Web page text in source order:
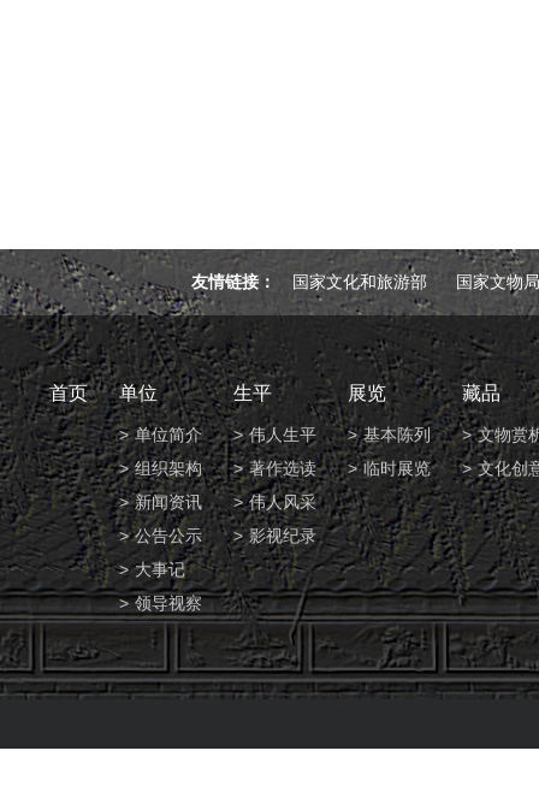
友情链接： 国家文化和旅游部 国家文物局
首页 单位
单位简介
组织架构
新闻资讯
公告公示
大事记
领导视察
生平
伟人生平
著作选读
伟人风采
影视纪录
展览
基本陈列
临时展览
藏品
文物赏
文化创